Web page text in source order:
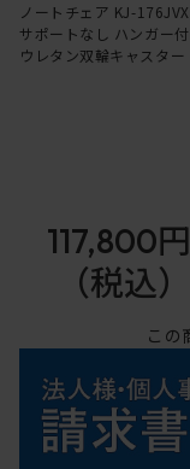
ノートチェア KJ-
サポートなし ハンガー
ウレタン双輪キャスター
117,800円
（税込）
この